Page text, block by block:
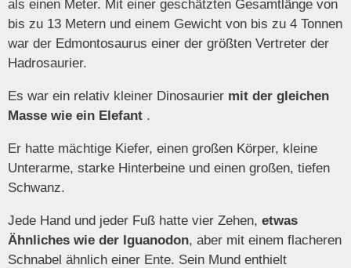
als einen Meter. Mit einer geschätzten Gesamtlänge von
bis zu 13 Metern und einem Gewicht von bis zu 4 Tonnen
war der Edmontosaurus einer der größten Vertreter der
Hadrosaurier.
Es war ein relativ kleiner Dinosaurier mit der gleichen
Masse wie ein Elefant .
Er hatte mächtige Kiefer, einen großen Körper, kleine
Unterarme, starke Hinterbeine und einen großen, tiefen
Schwanz.
Jede Hand und jeder Fuß hatte vier Zehen, etwas
Ähnliches wie der Iguanodon, aber mit einem flacheren
Schnabel ähnlich einer Ente. Sein Mund enthielt